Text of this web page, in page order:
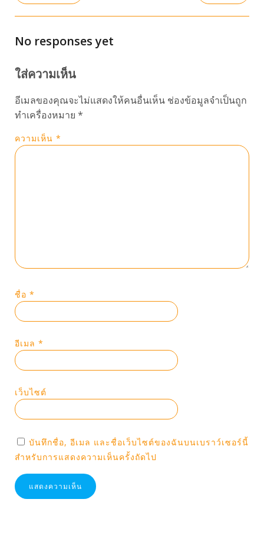
No responses yet
ใส่ความเห็น
อีเมลของคุณจะไม่แสดงให้คนอื่นเห็น ช่องข้อมูลจำเป็นถูก
ทำเครื่องหมาย *
ความเห็น *
ชื่อ *
อีเมล *
เว็บไซต์
บันทึกชื่อ, อีเมล และชื่อเว็บไซต์ของฉันบนเบราว์เซอร์นี้
สำหรับการแสดงความเห็นครั้งถัดไป